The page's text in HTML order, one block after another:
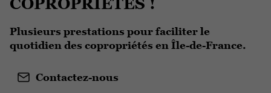
Plusieurs prestations pour faciliter le
quotidien des copropriétés en Île-de-France.
Contactez-nous